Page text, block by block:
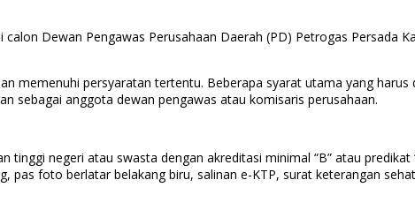
Dewan Pengawas Perusahaan Daerah (PD) Petrogas Persada
memenuhi persyaratan tertentu. Beberapa syarat utama yang
sebagai anggota dewan pengawas atau komisaris perusahaan.
negeri atau swasta dengan akreditasi minimal “B” atau predikat
foto berlatar belakang biru, salinan e-KTP, surat keterangan